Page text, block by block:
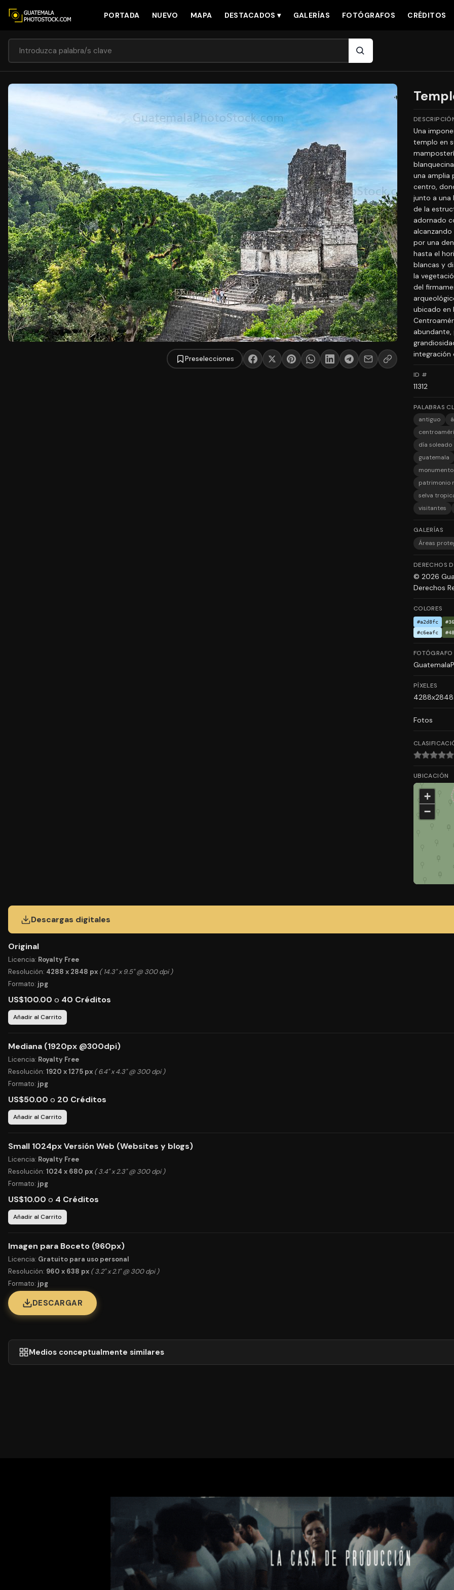
PORTADA NUEVO MAPA DESTACADOS ▾ GALERÍAS FOTÓGRAFOS CRÉDITOS
Preselecciones
Una
templo en
una amplia
centro,
junto a una
de la
adornado
por una
hasta el
blancas y
la
del
ubicado en
integración
ID #
11312
PALABRAS
antiguo
día soleado
guatemala
patrimonio
selva
visitantes
GALERÍAS
Áreas
DERECHOS
© 2026
Derechos
COLORES
#a2d8fc
#c6eafc
FOTÓGRAFO
PÍXELES
4288x2848
Fotos
UBICACIÓN
+
−
Descargas digitales
Original
Licencia: Royalty Free
Resolución: 4288 x 2848 px ( 14.3" x 9.5" @ 300 dpi )
Formato: jpg
US$100.00 o 40 Créditos
Añadir al Carrito
Mediana (1920px @300dpi)
Licencia: Royalty Free
Resolución: 1920 x 1275 px ( 6.4" x 4.3" @ 300 dpi )
Formato: jpg
US$50.00 o 20 Créditos
Añadir al Carrito
Small 1024px Versión Web (Websites y blogs)
Licencia: Royalty Free
Resolución: 1024 x 680 px ( 3.4" x 2.3" @ 300 dpi )
Formato: jpg
US$10.00 o 4 Créditos
Añadir al Carrito
Imagen para Boceto (960px)
Licencia: Gratuito para uso personal
Resolución: 960 x 638 px ( 3.2" x 2.1" @ 300 dpi )
Formato: jpg
DESCARGAR
Medios conceptualmente similares